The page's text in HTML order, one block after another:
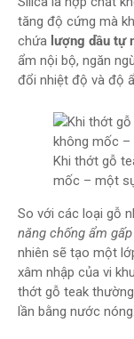
tăng độ cứng mà
chứa lượng dầu tự
ẩm nội bộ, ngăn
đổi nhiệt độ và độ
Khi thớt gỗ
mốc – một
So với các loại gỗ
năng chống ẩm gấp
nhiên sẽ tạo một
xâm nhập của vi
thớt gỗ teak thường
lần bằng nước nóng.